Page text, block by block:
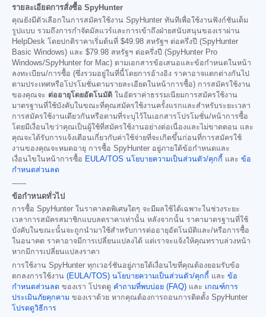
รายละเอียดการสั่งซื้อ SpyHunter
คุณยังมีตัวเลือกในการสมัครใช้งาน SpyHunter ทันทีเพื่อใช้งานฟังก์ชันเต็ม
รูปแบบ รวมถึงการกำจัดมัลแวร์และการเข้าถึงฝ่ายสนับสนุนของเราผ่าน
HelpDesk โดยปกติราคาเริ่มต้นที่ $49.98 สหรัฐฯ ต่อครึ่งปี (SpyHunter
Basic Windows) และ $79.98 สหรัฐฯ ต่อครึ่งปี (SpyHunter Pro
Windows/SpyHunter for Mac) ตามเอกสารข้อเสนอและข้อกำหนดในหน้า
ลงทะเบียน/การซื้อ (ซึ่งรวมอยู่ในที่นี้โดยการอ้างอิง ราคาอาจแตกต่างกันไป
ตามประเทศหรือโปรโมชั่นตามรายละเอียดในหน้าการซื้อ) การสมัครใช้งาน
ของคุณจะ ต่ออายุโดยอัตโนมัติ ในอัตราค่าธรรมเนียมการสมัครใช้งาน
มาตรฐานที่ใช้บังคับในขณะที่คุณสมัครใช้งานครั้งแรกและสำหรับระยะเวลา
การสมัครใช้งานเดียวกันหรือตามที่ระบุไว้ในเอกสารโปรโมชั่น/หน้าการซื้อ
โดยมีเงื่อนไขว่าคุณเป็นผู้ใช้ที่สมัครใช้งานอย่างต่อเนื่องและไม่ขาดตอน และ
คุณจะได้รับการแจ้งเตือนเกี่ยวกับค่าใช้จ่ายที่จะเกิดขึ้นก่อนที่การสมัครใช้
งานของคุณจะหมดอายุ การซื้อ SpyHunter อยู่ภายใต้ข้อกำหนดและ
เงื่อนไขในหน้าการซื้อ EULA/TOS นโยบายความเป็นส่วนตัว/คุกกี้ และ ข้อ
กำหนดส่วนลด
------
ข้อกำหนดทั่วไป
การซื้อ SpyHunter ในราคาลดพิเศษใดๆ จะมีผลใช้ได้เฉพาะในช่วงระยะ
เวลาการสมัครสมาชิกแบบลดราคาเท่านั้น หลังจากนั้น ราคามาตรฐานที่ใช้
บังคับในขณะนั้นจะถูกนำมาใช้สำหรับการต่ออายุอัตโนมัติและ/หรือการซื้อ
ในอนาคต ราคาอาจมีการเปลี่ยนแปลงได้ แต่เราจะแจ้งให้คุณทราบล่วงหน้า
หากมีการเปลี่ยนแปลงราคา
การใช้งาน SpyHunter ทุกเวอร์ชันอยู่ภายใต้เงื่อนไขที่คุณต้องยอมรับข้อ
ตกลงการใช้งาน (EULA/TOS) นโยบายความเป็นส่วนตัว/คุกกี้ และ ข้อ
กำหนดส่วนลด ของเรา โปรดดู คำถามที่พบบ่อย (FAQ) และ เกณฑ์การ
ประเมินภัยคุกคาม ของเราด้วย หากคุณต้องการถอนการติดตั้ง SpyHunter
โปรดดูวิธีการ